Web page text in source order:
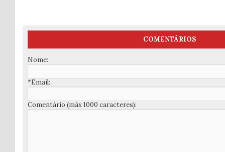
COMENTÁRIOS
Nome:
*Email:
Comentário (máx 1000 caracteres):